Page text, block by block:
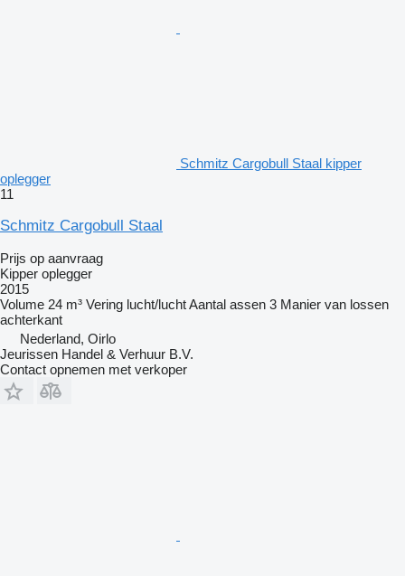
Schmitz Cargobull Staal kipper
oplegger
11
Schmitz Cargobull Staal
Prijs op aanvraag
Kipper oplegger
2015
Volume 24 m³ Vering lucht/luchtAantal assen 3 Manier van lossen
achterkant
Nederland, Oirlo
Jeurissen Handel & Verhuur B.V.
Contact opnemen met verkoper